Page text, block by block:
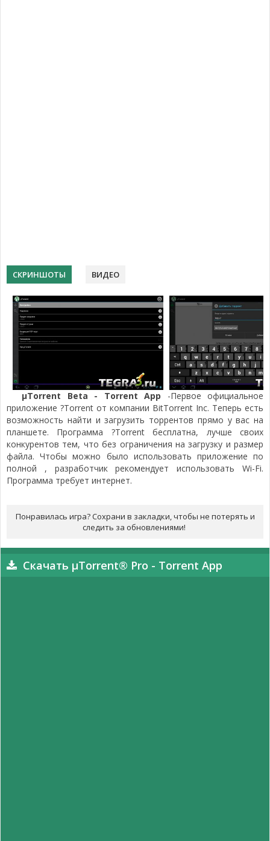
СКРИНШОТЫ ВИДЕО
µTorrent Beta - Torrent App -Первое официальное
приложение ?Torrent от компании BitTorrent Inc. Теперь есть
возможность найти и загрузить торрентов прямо у вас на
планшете. Программа ?Torrent бесплатна, лучше своих
конкурентов тем, что без ограничения на загрузку и размер
файла. Чтобы можно было использовать приложение по
полной , разработчик рекомендует использовать Wi-Fi.
Программа требует интернет.
Понравилась игра? Сохрани в закладки, чтобы не потерять и
следить за обновлениями!
Скачать µTorrent® Pro - Torrent App